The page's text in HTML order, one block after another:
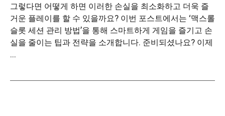
그렇다면 어떻게 하면 이러한 손실을 최소화하고 더욱 즐
거운 플레이를 할 수 있을까요? 이번 포스트에서는 ‘맥스롤
슬롯 세션 관리 방법’을 통해 스마트하게 게임을 즐기고 손
실을 줄이는 팁과 전략을 소개합니다. 준비되셨나요? 이제
...